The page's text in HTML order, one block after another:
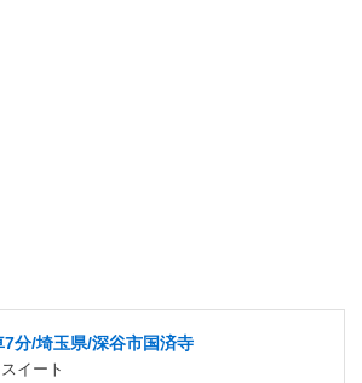
分/埼玉県/深谷市国済寺
イート